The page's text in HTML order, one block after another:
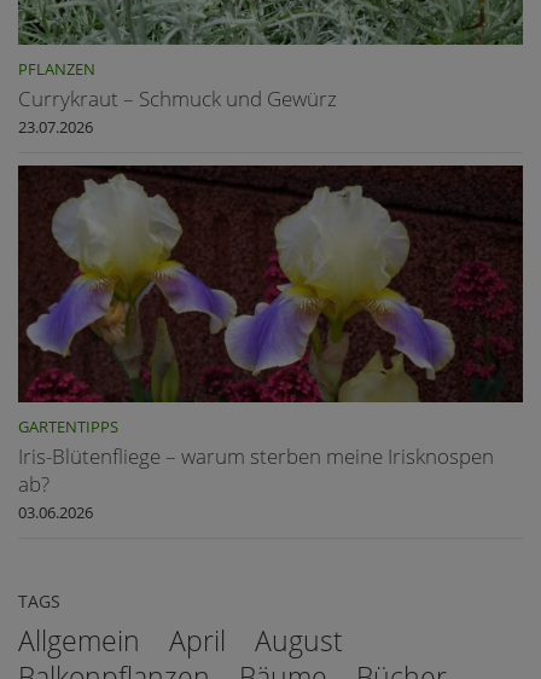
PFLANZEN
Currykraut – Schmuck und Gewürz
23.07.2026
GARTENTIPPS
Iris-Blütenfliege – warum sterben meine Irisknospen
ab?
03.06.2026
TAGS
Allgemein April
August